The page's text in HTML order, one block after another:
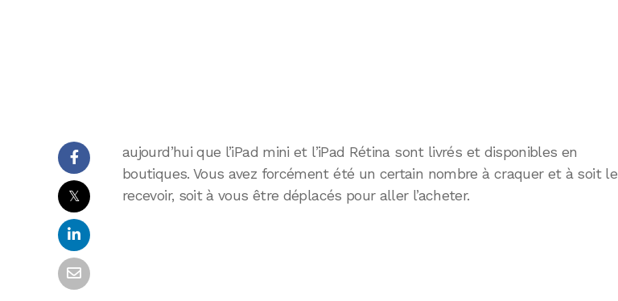
𝕏
aujourd’hui que l’iPad mini et l’iPad Rétina sont livrés et disponibles en
boutiques. Vous avez forcément été un certain nombre à craquer et à soit le
recevoir, soit à vous être déplacés pour aller l’acheter.